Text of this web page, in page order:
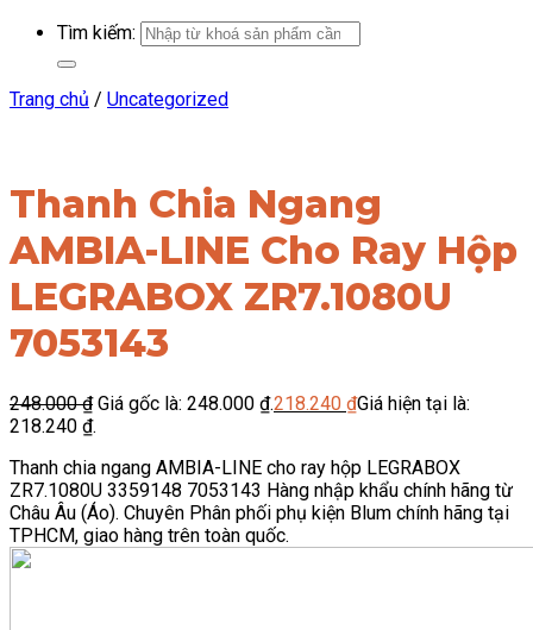
Tìm kiếm:
Trang chủ / Uncategorized
Thanh Chia Ngang
AMBIA-LINE Cho Ray Hộp
LEGRABOX ZR7.1080U
7053143
248.000₫ Giá gốc là: 248.000 ₫.218.240 ₫Giá hiện tại là:
218.240 ₫.
Thanh chia ngang AMBIA-LINE cho ray hộp LEGRABOX
ZR7.1080U 3359148 7053143 Hàng nhập khẩu chính hãng từ
Châu Âu (Áo). Chuyên Phân phối phụ kiện Blum chính hãng tại
TPHCM, giao hàng trên toàn quốc.